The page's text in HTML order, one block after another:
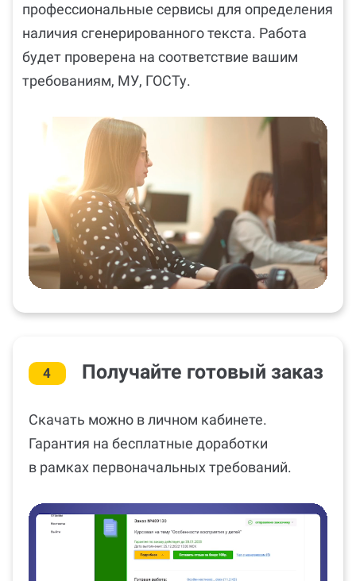
профессиональные сервисы для определения
наличия сгенерированного текста. Работа
будет проверена на соответствие вашим
требованиям, МУ, ГОСТу.
4 Получайте готовый заказ
Скачать можно в личном кабинете.
Гарантия на бесплатные доработки
в рамках первоначальных требований.